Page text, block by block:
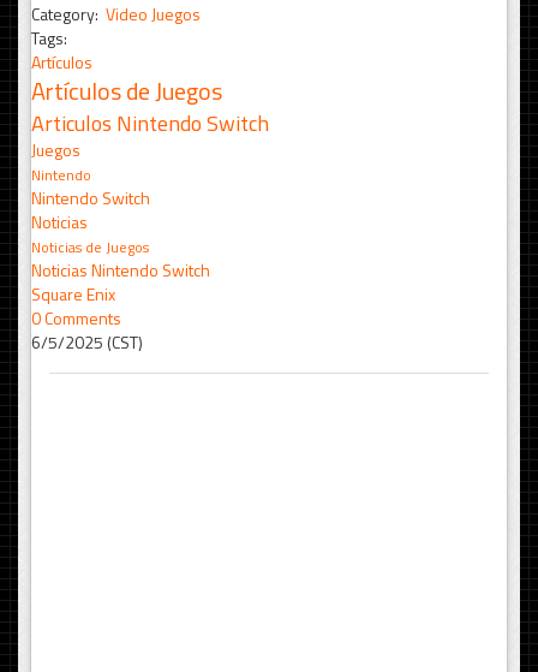
Category: Video Juegos
Tags:
Artículos
Artículos de Juegos
Articulos Nintendo Switch
Juegos
Nintendo
Nintendo Switch
Noticias
Noticias de Juegos
Noticias Nintendo Switch
Square Enix
0 Comments
6/5/2025 (CST)